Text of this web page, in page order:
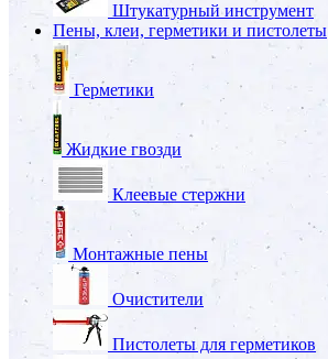
Штукатурный инструмент
Пены, клеи, герметики и пистолеты
Герметики
Жидкие гвозди
Клеевые стержни
Монтажные пены
Очистители
Пистолеты для герметиков